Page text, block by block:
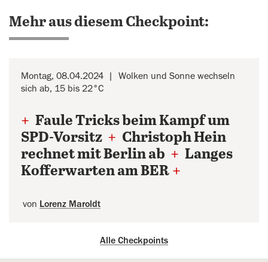
Mehr aus diesem Checkpoint:
Montag, 08.04.2024
Wolken und Sonne wechseln
sich ab, 15 bis 22°C
+ Faule Tricks beim Kampf um
SPD-Vorsitz + Christoph Hein
rechnet mit Berlin ab + Langes
Kofferwarten am BER +
von Lorenz Maroldt
Alle Checkpoints